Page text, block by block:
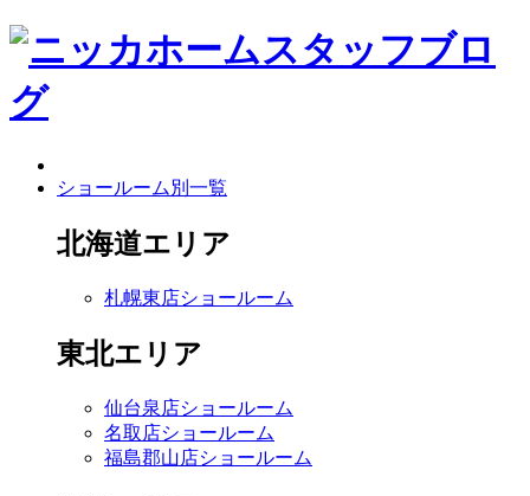
ショールーム別一覧
北海道エリア
札幌東店ショールーム
東北エリア
仙台泉店ショールーム
名取店ショールーム
福島郡山店ショールーム